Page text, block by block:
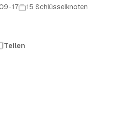
17
15 Schlüsselknoten
Teilen